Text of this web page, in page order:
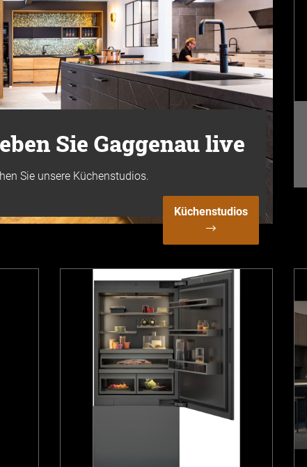
Sie Gaggenau live
Sie unsere Küchenstudios.
Küchenstudios